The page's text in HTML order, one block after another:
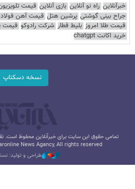
خبرآنلاین راه نو آنلاین بازی آنلاین قیمت
جراح بینی گوشتی پرشین هتل قیمت آهن فولاد
قیمت طلا امروز بلیط قطار شرکت رادوکو قیمت
خرید اکانت chatgpt
نسخه دسکتاپ
تمامی حقوق این سایت برای خبرآنلاین محفوظ است.
News Agancy, All rights reserved
طراحی و تولید: